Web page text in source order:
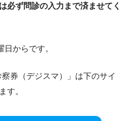
必ず問診の入力まで済ませてく
からです。
察券（デジスマ）」は下のサイ
す。